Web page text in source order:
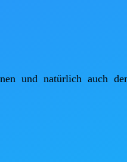
und natürlich auch